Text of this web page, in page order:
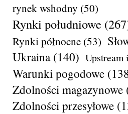
rynek wshodny (50)
Rynki południowe
Rynki północne (53)
Ukraina(140) Upstream
Warunki pogodowe
Zdolności magazynowe
Zdolności przesyłowe